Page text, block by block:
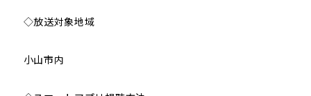
◇放送対象地域
小山市内